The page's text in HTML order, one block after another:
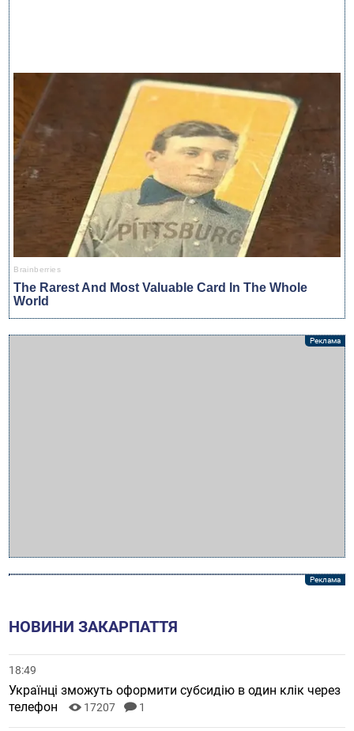
НОВИНИ ЗАКАРПАТТЯ
18:49
Українці зможуть оформити субсидію в один клік через
телефон
17207 1